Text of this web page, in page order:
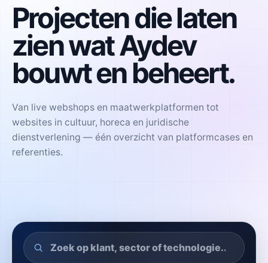
Projecten die laten
zien wat Aydev
bouwt en beheert.
Van live webshops en maatwerkplatformen tot
websites in cultuur, horeca en juridische
dienstverlening — één overzicht van platformcases en
referenties.